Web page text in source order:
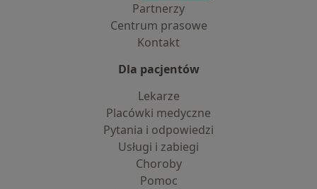
Partnerzy
Centrum prasowe
Kontakt
Dla pacjentów
Lekarze
Placówki medyczne
Pytania i odpowiedzi
Usługi i zabiegi
Choroby
Pomoc